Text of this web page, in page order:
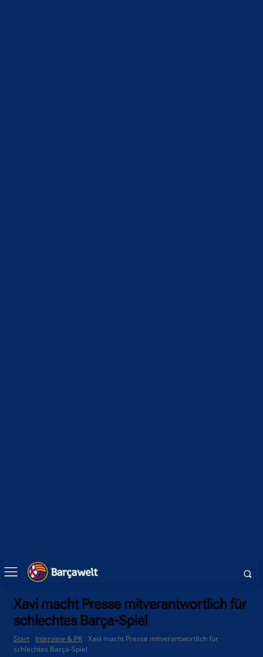
Xavi macht Presse mitverantwortlich für
schlechtes Barça-Spiel
Start Interview & PK Xavi macht Presse mitverantwortlich für
schlechtes Barça-Spiel